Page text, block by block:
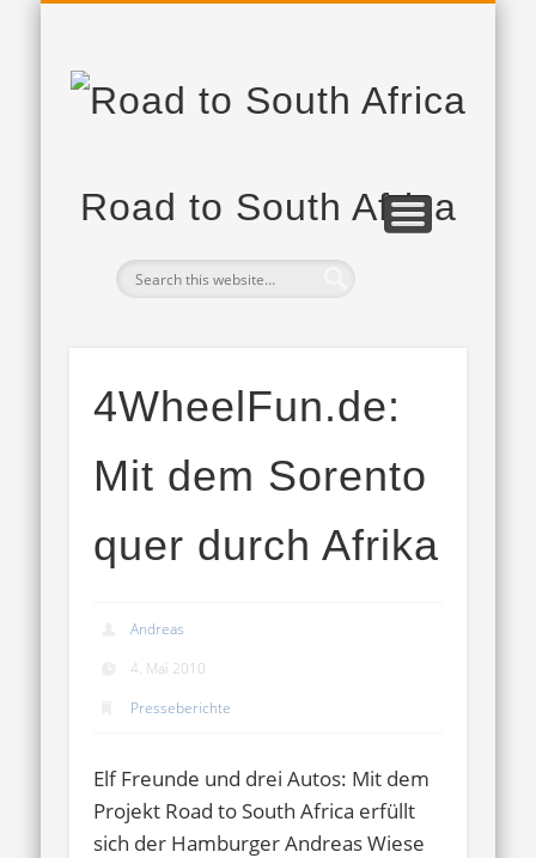
Road to South Africa
4WheelFun.de:
Mit dem Sorento
quer durch Afrika
Andreas
4. Mai 2010
Presseberichte
Elf Freunde und drei Autos: Mit dem
Projekt Road to South Africa erfüllt
sich der Hamburger Andreas Wiese